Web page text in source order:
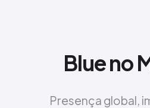
Blue no
Presença global,